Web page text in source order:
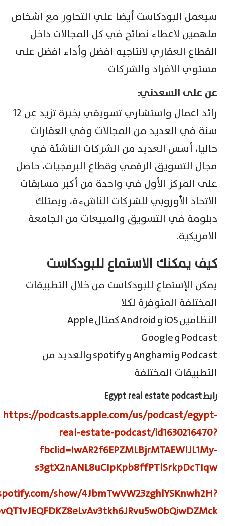
سيعمل البودكاست أيضا علي التحاور مع اشخاص
ملهمين لاعطاء نصائح في كل المجالات داخل
القطاع العقاري لانتاجيه افضل وأداء افضل على
مستوي الافراد والشركات
عن على السعدني:
رائد اعمال واستشاري تسويقي بخبرة تزيد عن ١٢
سنة في العديد من المجالات وفي العقارات
حاليا، أسس العديد من الشركات الناشئة في
مجال التسويق الرقمي وقطاع البرمجيات، حاصل
على المركز الأول في واحدة من أكبر مسابقات
الاتحاد الأوروبي للشركات الناشءة، ويمتلك
دبلومة في التسويق والمبيعات من الجامعة
الامريكية.
كيف يمكنك الاستماع للبودكاست
يمكن الإستماع للبودكاست من خلال التطبيقات
المختلفة المتوفرة لكلا
النظامينiOSوAndroidكمثالApple
PodcastوGoogle
PodcastوAnghamiوspotifyوالعديد من
التطبيقات المختلفة
رابطEgypt real estate podcast
https://podcasts.apple.com/us/podcast/egypt-
real-estate-podcast/id1630216470?
fbclid=IwAR2f6EPZMLBjrMTAEWlJL1My-
s3gtX2nANL8uCIpKpb8ffPTlSrkpDcTIqw
show/4JbmTwVW23zghlYSKnwh2H?